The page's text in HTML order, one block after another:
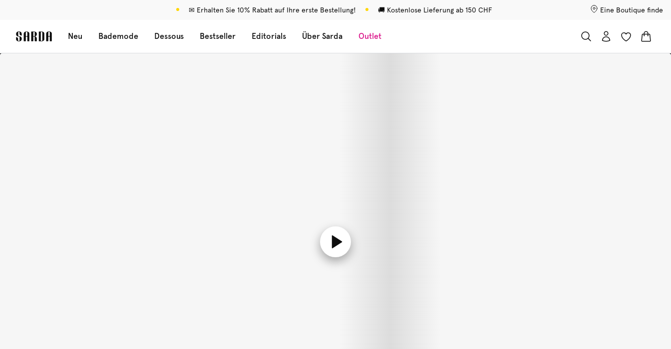
✉ Erhalten Sie 10% Rabatt auf Ihre erste Bestellung! 🚚 Kostenlose Lieferung ab 150 CHF Eine Boutique finde
Neu Bademode Dessous Bestseller Editorials Über Sarda Outlet